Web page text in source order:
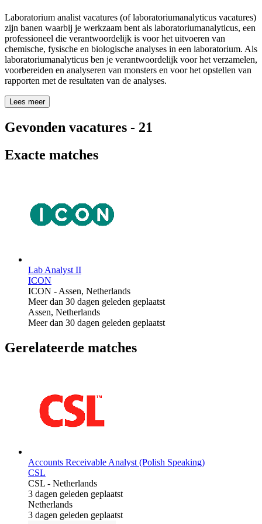
Laboratorium analist vacatures (of laboratoriumanalyticus vacatures)
zijn banen waarbij je werkzaam bent als laboratoriumanalyticus, een
professioneel die verantwoordelijk is voor het uitvoeren van
chemische, fysische en biologische analyses in een laboratorium. Als
laboratoriumanalyticus ben je verantwoordelijk voor het verzamelen,
voorbereiden en analyseren van monsters en voor het opstellen van
rapporten met de resultaten van de analyses.
Lees meer
Gevonden vacatures - 21
Exacte matches
Lab Analyst II
ICON
ICON - Assen, Netherlands
Meer dan 30 dagen geleden geplaatst
Assen, Netherlands
Meer dan 30 dagen geleden geplaatst
Gerelateerde matches
Accounts Receivable Analyst (Polish Speaking)
CSL
CSL - Netherlands
3 dagen geleden geplaatst
Netherlands
3 dagen geleden geplaatst